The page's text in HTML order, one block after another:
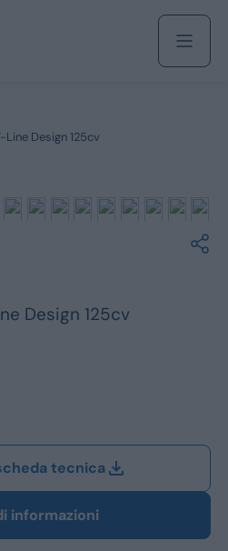
Marchi
Alfa Romeo
Dacia
Renault
Design 125cv
Design 125cv
tecnica
informazioni